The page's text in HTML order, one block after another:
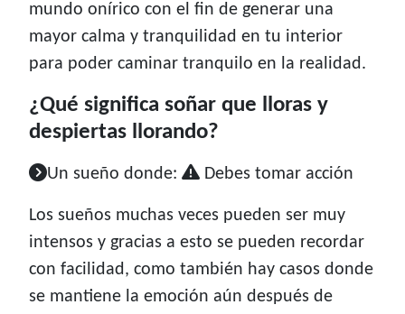
mundo onírico con el fin de generar una
mayor calma y tranquilidad en tu interior
para poder caminar tranquilo en la realidad.
¿Qué significa soñar que lloras y
despiertas llorando?
Un sueño donde: Debes tomar acción
Los sueños muchas veces pueden ser muy
intensos y gracias a esto se pueden recordar
con facilidad, como también hay casos donde
se mantiene la emoción aún después de